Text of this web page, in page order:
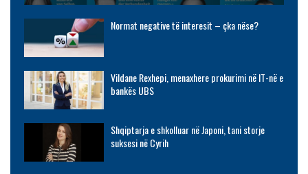
Normat negative të interesit – çka nëse?
Vildane Rexhepi, menaxhere prokurimi në IT-në e
bankës UBS
Shqiptarja e shkolluar në Japoni, tani storje
suksesi në Cyrih